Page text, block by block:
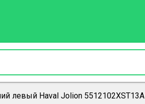
левый Haval Jolion 5512102XST13A